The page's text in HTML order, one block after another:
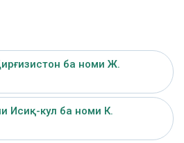
ба номи Ж.
Исиқ-кул ба номи К.